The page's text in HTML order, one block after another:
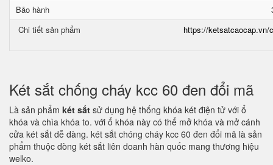
Bảo hành
Chi tiết sản phẩm
https://ketsatcaocap.vn/
Két sắt chống cháy kcc 60 đen đổi mã
Là sản phẩm két sắt sử dụng hệ thống khóa két điện tử với ổ
khóa và chìa khóa to. với ổ khóa này có thể mở khóa và mở cánh
cửa két sắt dễ dàng. két sắt chóng cháy kcc 60 đen đổi mã là sản
phẩm thuộc dòng két sắt liên doanh hàn quốc mang thương hiệu
welko.